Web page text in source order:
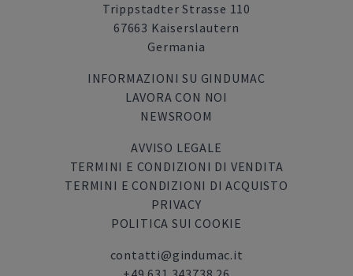
Trippstadter Strasse 110
67663 Kaiserslautern
Germania
INFORMAZIONI SU GINDUMAC
LAVORA CON NOI
NEWSROOM
AVVISO LEGALE
TERMINI E CONDIZIONI DI VENDITA
TERMINI E CONDIZIONI DI ACQUISTO
PRIVACY
POLITICA SUI COOKIE
contatti@gindumac.it